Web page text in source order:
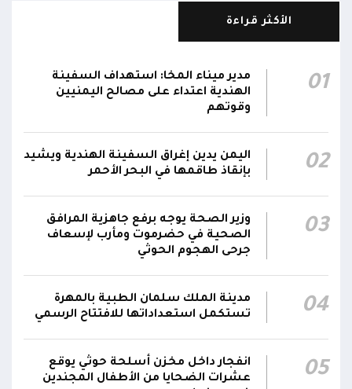
القاعدة
02:03
أبطال الجيش استشهدوا في هجوم حوثي
بالصواريخ الباليستية والمسيرات.. وتؤكد: الرد
سيكون رادعاً واستعادة الدولة مستمرة
00:42
نجران جراء اعتداءات حوثية بالمقذوفات على الأعيان
المدنية
نائب رئيس مجلس القيادة الفريق أول ركن طارق
صالح: جرائم الحوثي لن تثني القوات المسلحة عن
أداء واجبها الوطني واستعادة الدولة وعاصمتها
صنعاء
الأكثر قراءة
01
مدير ميناء المخا: استهداف السفينة
الهندية اعتداء على مصالح اليمنيين
وقوتهم
02
اليمن يدين إغراق السفينة الهندية ويشيد
بإنقاذ طاقمها في البحر الأحمر
03
وزير الصحة يوجه برفع جاهزية المرافق
الصحية في حضرموت ومأرب لإسعاف
جرحى الهجوم الحوثي
04
مدينة الملك سلمان الطبية بالمهرة
تستكمل استعداداتها للافتتاح الرسمي
05
انفجار داخل مخزن أسلحة حوثي يوقع
عشرات الضحايا من الأطفال المجندين